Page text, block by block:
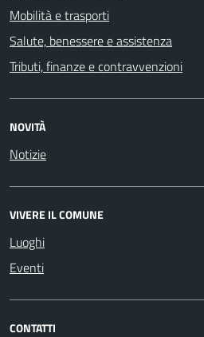
Mobilità e trasporti
Salute, benessere e assistenza
Tributi, finanze e contravvenzioni
NOVITÀ
Notizie
VIVERE IL COMUNE
Luoghi
Eventi
CONTATTI